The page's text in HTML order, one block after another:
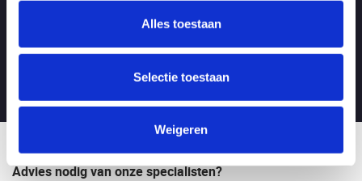
Alles toestaan
Selectie toestaan
Weigeren
Advies nodig van onze specialisten?